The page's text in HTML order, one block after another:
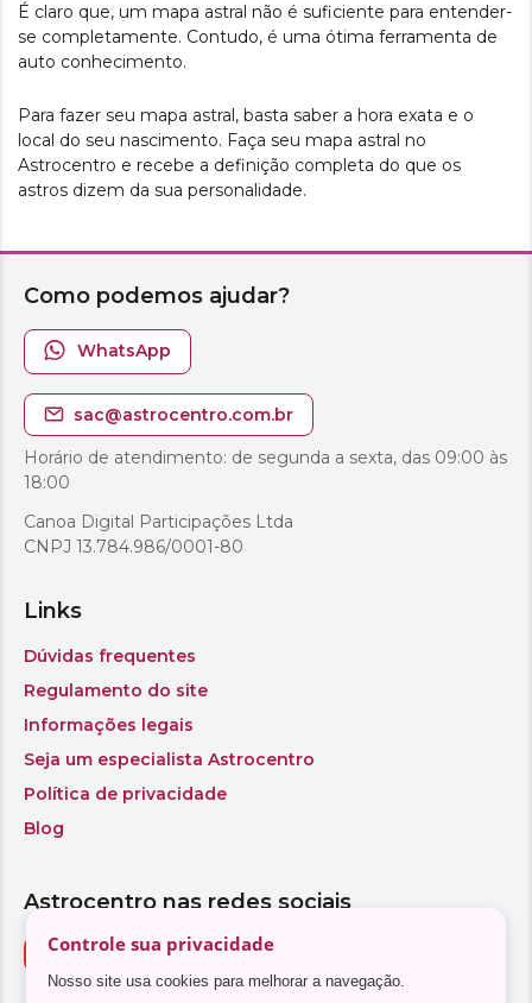
É claro que, um mapa astral não é suficiente para entender-
se completamente. Contudo, é uma ótima ferramenta de
auto conhecimento.
Para fazer seu mapa astral, basta saber a hora exata e o
local do seu nascimento. Faça seu mapa astral no
Astrocentro e recebe a definição completa do que os
astros dizem da sua personalidade.
Controle sua privacidade
Nosso site usa cookies para melhorar a navegação.